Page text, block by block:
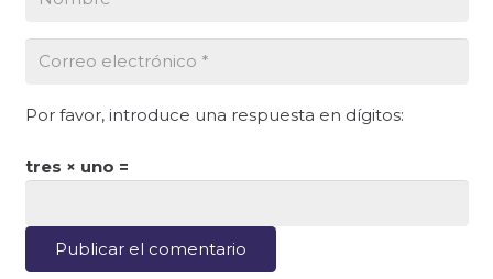
Por favor, introduce una respuesta en dígitos:
tres × uno =
Publicar el comentario